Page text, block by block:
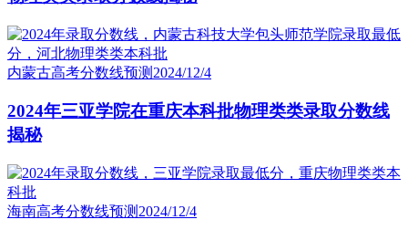
内蒙古高考分数线预测 2024/12/4
2024年三亚学院在重庆本科批物理类类录取分数线
揭秘
海南高考分数线预测 2024/12/4